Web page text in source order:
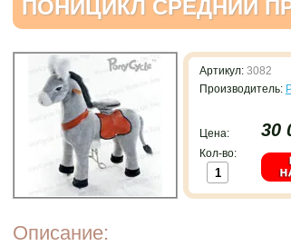
ПОНИЦИКЛ СРЕДНИЙ
Артикул: 3082
Производитель:
Цена:
Кол-во:
30
Описание: